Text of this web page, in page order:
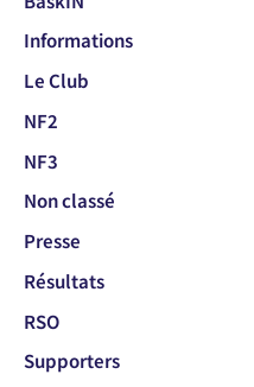
Informations
Le Club
NF2
NF3
Non classé
Presse
Résultats
RSO
Supporters